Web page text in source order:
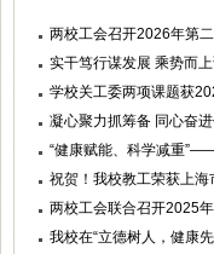
两校工会召开2026年第
实干笃行谋发展 乘势而
学校关工委两项课题获
凝心聚力抓筹备 同心奋
“健康赋能、科学减重
祝贺！我校教工荣获上
两校工会联合召开2025
我校在“立德树人，健康